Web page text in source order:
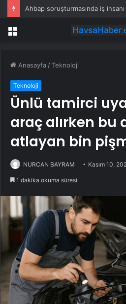
Menü
Anasayfa /Teknoloji
Teknoloji
Ünlü tamirci
araç alırken bu
atlayan bin
NURCAN BAYRAM Kasım 10,
1 dakika okuma süresi